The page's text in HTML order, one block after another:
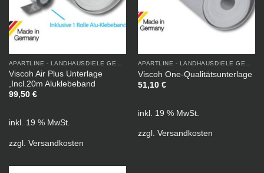
Viscoh Air Plus Unterlage
,Incl.20m Aluklebeband
99,50 €
inkl. 19 % MwSt.
zzgl. Versandkosten
Viscoh One-Qualitätsunterlage
51,10 €
inkl. 19 % MwSt.
zzgl. Versandkosten